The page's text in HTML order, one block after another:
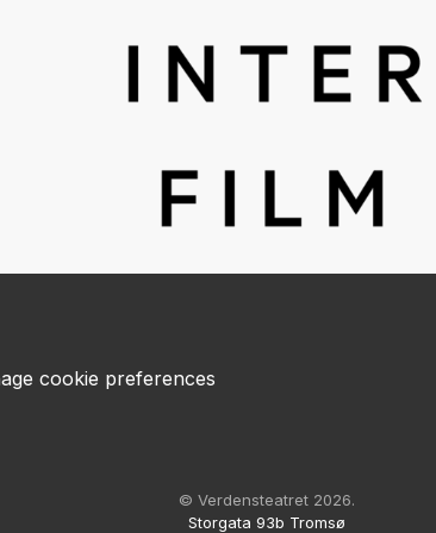
cookie preferences
© Verdensteatret 2026.
Storgata 93b Tromsø